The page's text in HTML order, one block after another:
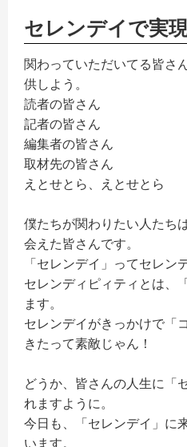
セレンデイで実
関わっていただいてる皆さ
供しよう。
読者の皆さん
記者の皆さん
編集者の皆さん
取材先の皆さん
えとせとら、えとせとら
僕たちが関わりたい人たち
会えた皆さんです。
「セレンデイ」ってセレン
セレンディピィティとは、
ます。
セレンデイがきっかけで「
きたって素敵じゃん！
どうか、皆さんの人生に「
れますように。
今日も、「セレンデイ」に
います。